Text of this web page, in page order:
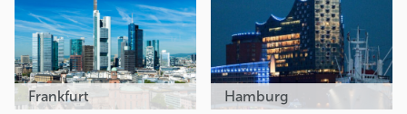
Frankfurt Hamburg